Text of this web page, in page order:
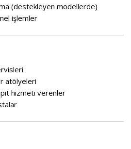
(destekleyen modellerde)
işlemler
atölyeleri
hizmeti verenler